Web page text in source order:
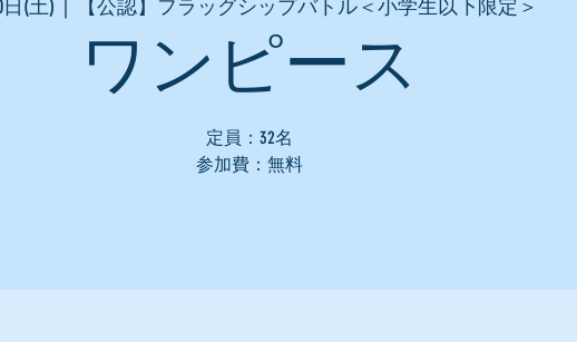
日(土)
  |
【公認】フラッグシップバトル＜小学生以下限定＞
ワンピース
定員：32名
参加費：無料